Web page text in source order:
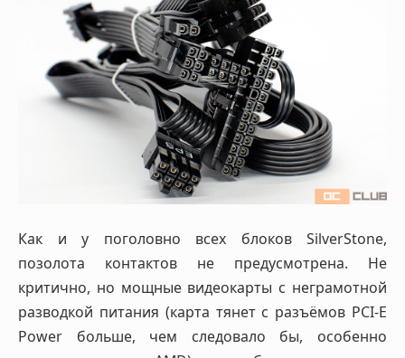
Как и у поголовно всех блоков SilverStone,
позолота контактов не предусмотрена. Не
критично, но мощные видеокарты с неграмотной
разводкой питания (карта тянет с разъёмов PCI-E
Power больше, чем следовало бы, особенно